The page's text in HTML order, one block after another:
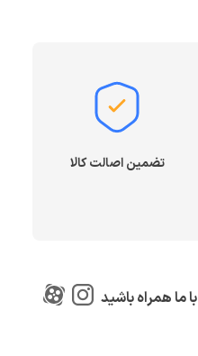
تضمین اصالت کالا
با ما همراه باشید